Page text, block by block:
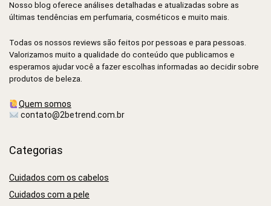
Nosso blog oferece análises detalhadas e atualizadas sobre as
últimas tendências em perfumaria, cosméticos e muito mais.
Todas os nossos reviews são feitos por pessoas e para pessoas.
Valorizamos muito a qualidade do conteúdo que publicamos e
esperamos ajudar você a fazer escolhas informadas ao decidir sobre
produtos de beleza.
Quem somos
contato@2betrend.com.br
Categorias
Cuidados com os cabelos
Cuidados com a pele